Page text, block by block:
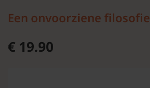
Een onvoorziene filosofie
€ 19.90